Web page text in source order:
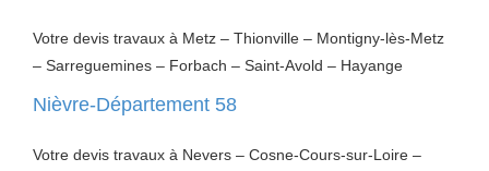
Votre devis travaux à Metz – Thionville – Montigny-lès-Metz
– Sarreguemines – Forbach – Saint-Avold – Hayange
Nièvre-Département 58
Votre devis travaux à Nevers – Cosne-Cours-sur-Loire –